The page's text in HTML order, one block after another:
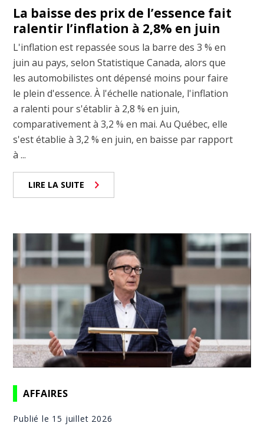
La baisse des prix de l’essence fait
ralentir l’inflation à 2,8% en juin
L'inflation est repassée sous la barre des 3 % en
juin au pays, selon Statistique Canada, alors que
les automobilistes ont dépensé moins pour faire
le plein d'essence. À l'échelle nationale, l'inflation
a ralenti pour s'établir à 2,8 % en juin,
comparativement à 3,2 % en mai. Au Québec, elle
s'est établie à 3,2 % en juin, en baisse par rapport
à ...
LIRE LA SUITE
AFFAIRES
Publié le 15 juillet 2026